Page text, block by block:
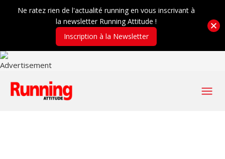
Ne ratez rien de l'actualité running en vous inscrivant à
la newsletter Running Attitude !
Inscription à la Newsletter